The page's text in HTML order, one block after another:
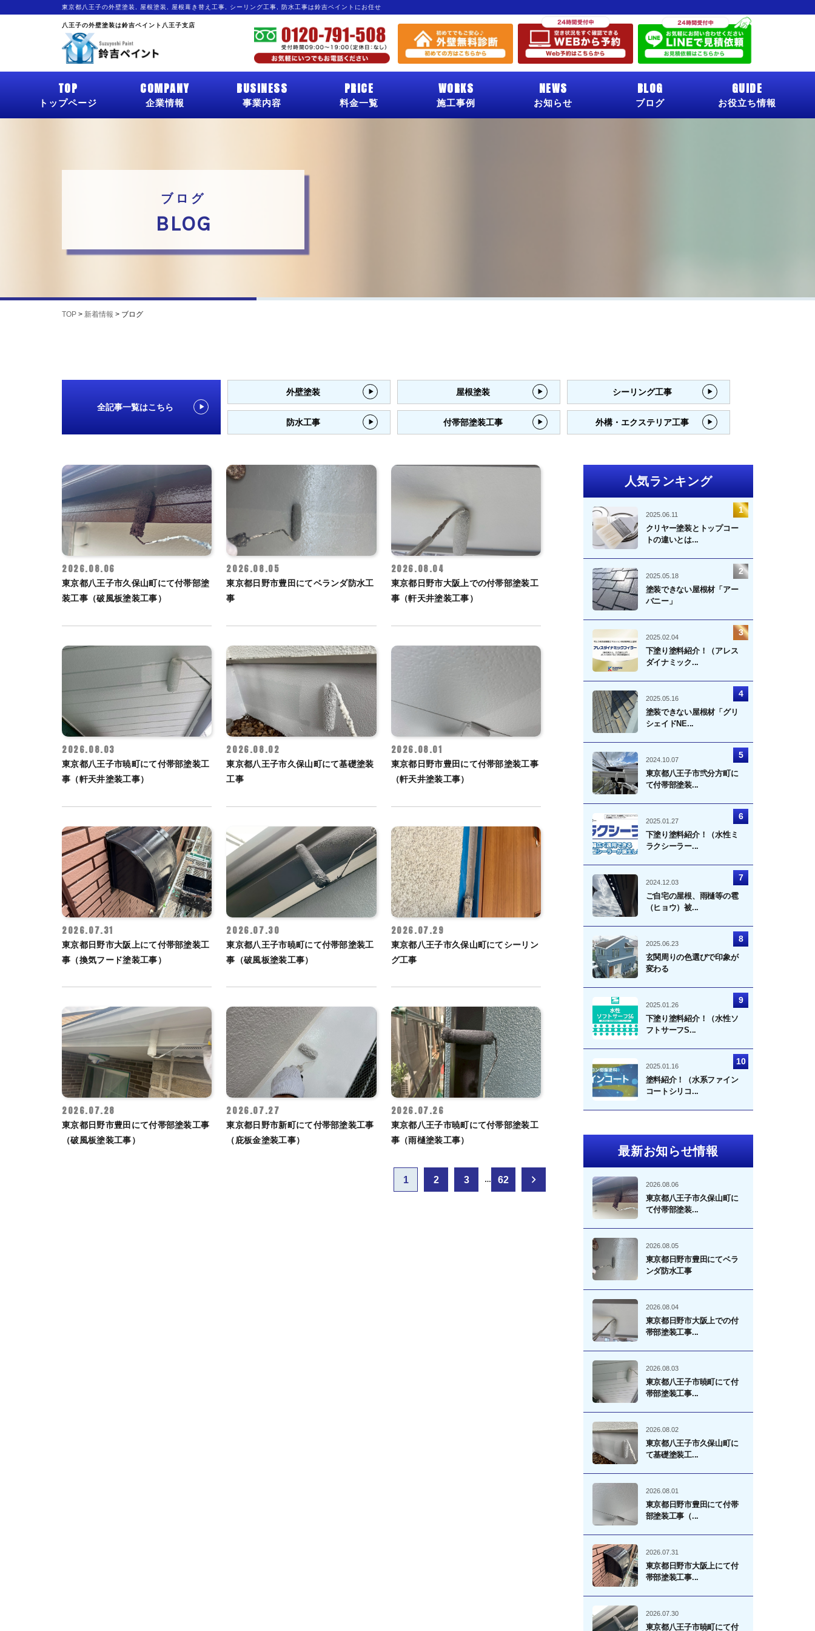
東京都八王子の外壁塗装, 屋根塗装, 屋根葺き替え工事, シーリング工事, 防水工事は鈴吉ペイントにお任せ
八王子の外壁塗装は鈴吉ペイント八王子支店
TOP
トップページ
COMPANY
企業情報
BUSINESS
事業内容
PRICE
料金一覧
WORKS
施工事例
NEWS
お知らせ
BLOG
ブログ
GUIDE
お役立ち情報
ブログ
BLOG
TOP > 新着情報 > ブログ
全記事一覧はこちら
外壁塗装 屋根塗装 シーリング工事
防水工事 付帯部塗装工事 外構・エクステリア工事
2026.08.06
東京都八王子市久保山町にて付帯部塗
装工事（破風板塗装工事）
2026.08.05
東京都日野市豊田にてベランダ防水工
事
2026.08.04
東京都日野市大阪上での付帯部塗装工
事（軒天井塗装工事）
2026.08.03
東京都八王子市暁町にて付帯部塗装工
事（軒天井塗装工事）
2026.08.02
東京都八王子市久保山町にて基礎塗装
工事
2026.08.01
東京都日野市豊田にて付帯部塗装工事
（軒天井塗装工事）
2026.07.31
東京都日野市大阪上にて付帯部塗装工
事（換気フード塗装工事）
2026.07.30
東京都八王子市暁町にて付帯部塗装工
事（破風板塗装工事）
2026.07.29
東京都八王子市久保山町にてシーリン
グ工事
2026.07.28
東京都日野市豊田にて付帯部塗装工事
（破風板塗装工事）
2026.07.27
東京都日野市新町にて付帯部塗装工事
（庇板金塗装工事）
2026.07.26
東京都八王子市暁町にて付帯部塗装工
事（雨樋塗装工事）
1 2 3 … 62
人気ランキング
2025.06.11
クリヤー塗装とトップコー
トの違いとは...
2025.05.18
塗装できない屋根材「アー
バニー」
2025.02.04
下塗り塗料紹介！（アレス
ダイナミック...
2025.05.16
塗装できない屋根材「グリ
シェイドNE...
2024.10.07
東京都八王子市弐分方町に
て付帯部塗装...
2025.01.27
下塗り塗料紹介！（水性ミ
ラクシーラー...
2024.12.03
ご自宅の屋根、雨樋等の雹
（ヒョウ）被...
2025.06.23
玄関周りの色選びで印象が
変わる
2025.01.26
下塗り塗料紹介！（水性ソ
フトサーフS...
2025.01.16
塗料紹介！（水系ファイン
コートシリコ...
最新お知らせ情報
2026.08.06
東京都八王子市久保山町に
て付帯部塗装...
2026.08.05
東京都日野市豊田にてベラ
ンダ防水工事
2026.08.04
東京都日野市大阪上での付
帯部塗装工事...
2026.08.03
東京都八王子市暁町にて付
帯部塗装工事...
2026.08.02
東京都八王子市久保山町に
て基礎塗装工...
2026.08.01
東京都日野市豊田にて付帯
部塗装工事（...
2026.07.31
東京都日野市大阪上にて付
帯部塗装工事...
2026.07.30
東京都八王子市暁町にて付